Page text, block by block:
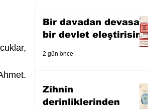
Bir davadan devasa
bir devlet eleştirisine
2 gün önce
Zihnin
derinliklerinden